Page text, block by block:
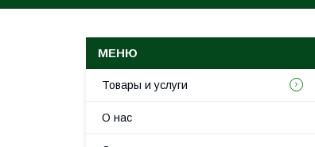
Товары и услуги
О нас